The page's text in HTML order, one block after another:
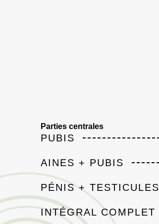
Parties centrales
PUBIS
AINES + PUBIS
PÉNIS + TESTICULES
INTÉGRAL COMPLET